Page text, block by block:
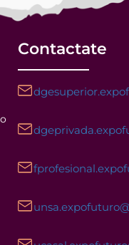
Contactate